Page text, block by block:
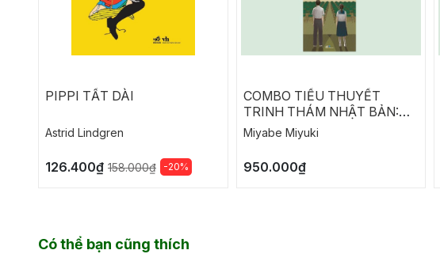
PIPPI TẤT DÀI
Astrid Lindgren
126.400₫ 158.000₫ -20%
COMBO TIỂU THUYẾT
TRINH THÁM NHẬT BẢN:
NGỤY CHỨNG CỦA
SOLOMON
Miyabe Miyuki
950.000₫
Có thể bạn cũng thích